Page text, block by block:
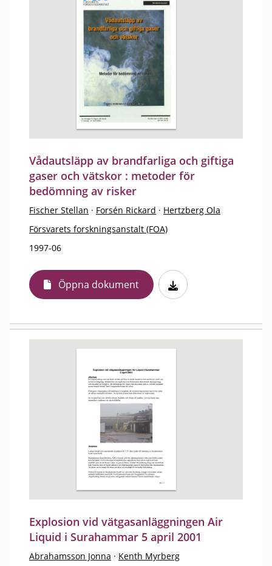
Vådautsläpp av brandfarliga och giftiga
gaser och vätskor : metoder för
bedömning av risker
Fischer Stellan · Forsén Rickard · Hertzberg Ola
Försvarets forskningsanstalt (FOA)
1997-06
Öppna dokument
Explosion vid vätgasanläggningen Air
Liquid i Surahammar 5 april 2001
Abrahamsson Jonna · Kenth Myrberg